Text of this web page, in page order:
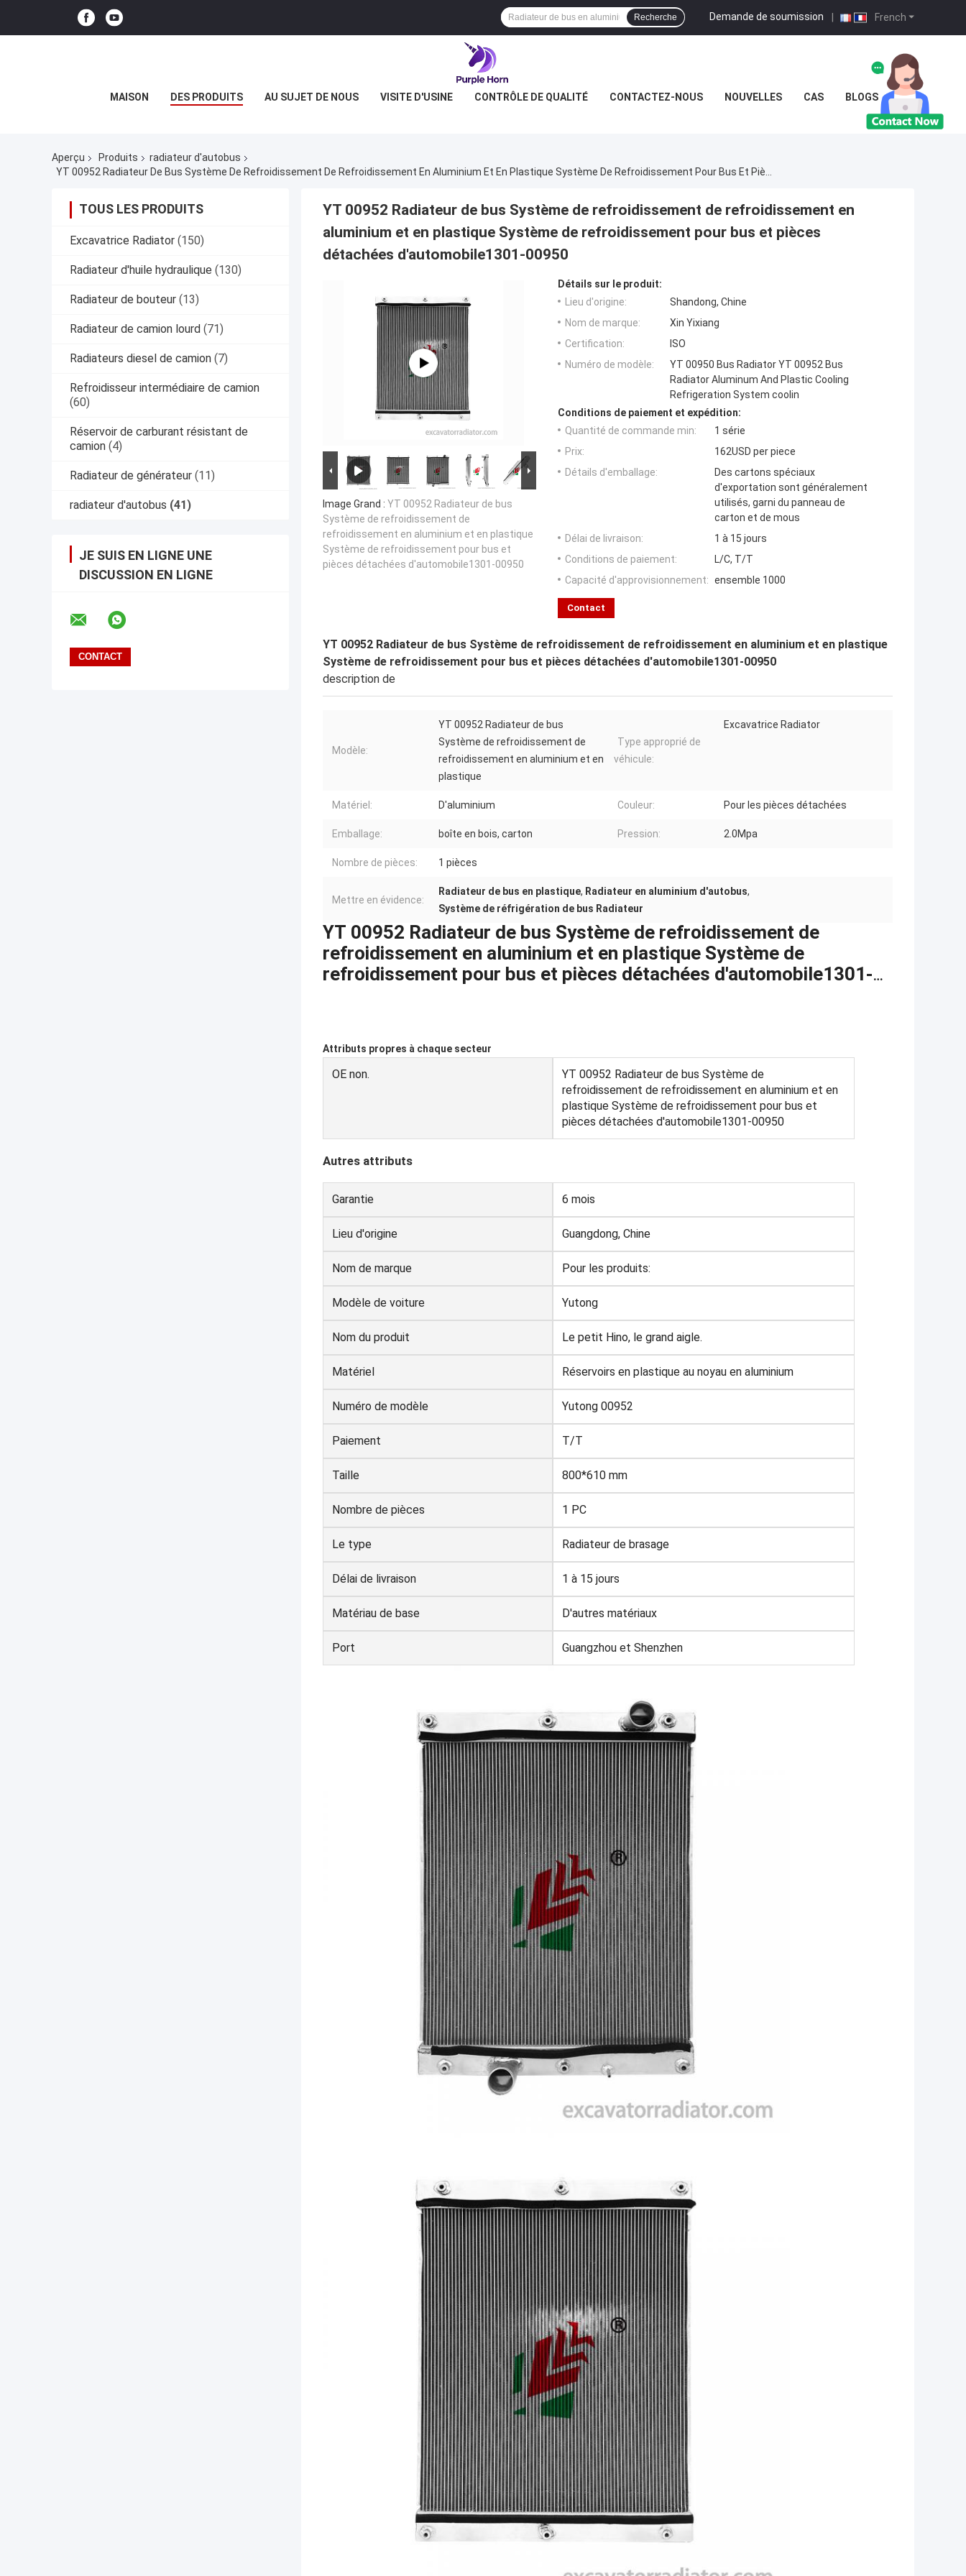
French
Demande de soumission |
Recherche
MAISON DES PRODUITS AU SUJET DE NOUS VISITE D'USINE CONTRÔLE DE QUALITÉ CONTACTEZ-NOUS NOUVELLES CAS BLOGS
Aperçu Produits
radiateur d'autobus
TOUS LES PRODUITS
Excavatrice Radiator (150)
Radiateur d'huile hydraulique (130)
Radiateur de bouteur (13)
Radiateur de camion lourd (71)
Radiateurs diesel de camion (7)
Refroidisseur intermédiaire de camion
(60)
Réservoir de carburant résistant de
camion (4)
Radiateur de générateur (11)
radiateur d'autobus (41)
JE SUIS EN LIGNE UNE
DISCUSSION EN LIGNE
YT 00952 Radiateur de bus Système de refroidissement de refroidissement en
aluminium et en plastique Système de refroidissement pour bus et pièces
détachées d'automobile1301-00950
Image Grand : YT 00952 Radiateur de bus
Système de refroidissement de
refroidissement en aluminium et en plastique
Système de refroidissement pour bus et
pièces détachées d'automobile1301-00950
Détails sur le produit:
Lieu d'origine:
Shandong, Chine
Nom de marque:
Xin Yixiang
Certification:
ISO
Numéro de modèle:
YT 00950 Bus Radiator YT 00952 Bus
Radiator Aluminum And Plastic Cooling
Refrigeration System coolin
Conditions de paiement et expédition:
Quantité de commande min:
1 série
Prix:
162USD per piece
Détails d'emballage:
Des cartons spéciaux
d'exportation sont généralement
utilisés, garni du panneau de
carton et de mous
Délai de livraison:
1 à 15 jours
Conditions de paiement:
L/C, T/T
Capacité d'approvisionnement: ensemble 1000
Contact
YT 00952 Radiateur de bus Système de refroidissement de refroidissement en aluminium et en plastique
Système de refroidissement pour bus et pièces détachées d'automobile1301-00950
description de
Modèle:
YT 00952 Radiateur de bus
Système de refroidissement de
refroidissement en aluminium et en
plastique
Type approprié de
véhicule:
Excavatrice Radiator
Matériel: D'aluminium Couleur: Pour les pièces détachées
Emballage: boîte en bois, carton Pression: 2.0Mpa
Nombre de pièces: 1 pièces
Mettre en évidence:
Radiateur de bus en plastique, Radiateur en aluminium d'autobus,
Système de réfrigération de bus Radiateur
YT 00952 Radiateur de bus Système de refroidissement de
refroidissement en aluminium et en plastique Système de
refroidissement pour bus et pièces détachées d'automobile1301-
Attributs propres à chaque secteur
OE non.
YT 00952 Radiateur de bus Système de
refroidissement de refroidissement en aluminium et en
plastique Système de refroidissement pour bus et
pièces détachées d'automobile1301-00950
Autres attributs
Garantie 6 mois
Lieu d'origine Guangdong, Chine
Nom de marque Pour les produits:
Modèle de voiture Yutong
Nom du produit Le petit Hino, le grand aigle.
Matériel Réservoirs en plastique au noyau en aluminium
Numéro de modèle Yutong 00952
Paiement T/T
Taille 800*610 mm
Nombre de pièces 1 PC
Le type Radiateur de brasage
Délai de livraison 1 à 15 jours
Matériau de base D'autres matériaux
Port Guangzhou et Shenzhen